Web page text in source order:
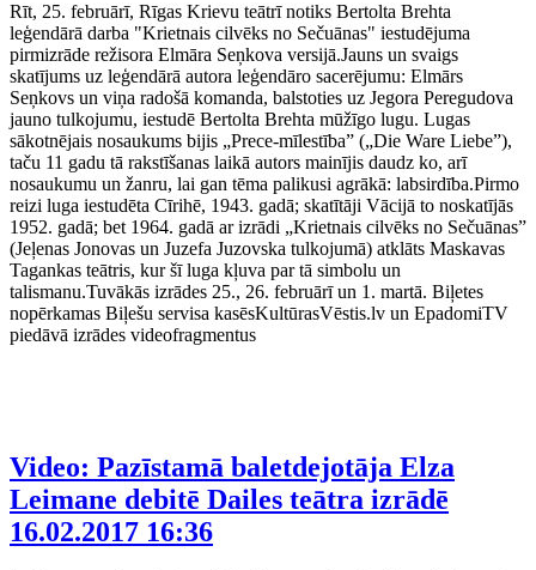
Rīt, 25. februārī, Rīgas Krievu teātrī notiks Bertolta Brehta
leģendārā darba "Krietnais cilvēks no Sečuānas" iestudējuma
pirmizrāde režisora Elmāra Seņkova versijā.Jauns un svaigs
skatījums uz leģendārā autora leģendāro sacerējumu: Elmārs
Seņkovs un viņa radošā komanda, balstoties uz Jegora Peregudova
jauno tulkojumu, iestudē Bertolta Brehta mūžīgo lugu. Lugas
sākotnējais nosaukums bijis „Prece-mīlestība” („Die Ware Liebe”),
taču 11 gadu tā rakstīšanas laikā autors mainījis daudz ko, arī
nosaukumu un žanru, lai gan tēma palikusi agrākā: labsirdība.Pirmo
reizi luga iestudēta Cīrihē, 1943. gadā; skatītāji Vācijā to noskatījās
1952. gadā; bet 1964. gadā ar izrādi „Krietnais cilvēks no Sečuānas”
(Jeļenas Jonovas un Juzefa Juzovska tulkojumā) atklāts Maskavas
Tagankas teātris, kur šī luga kļuva par tā simbolu un
talismanu.Tuvākās izrādes 25., 26. februārī un 1. martā. Biļetes
nopērkamas Biļešu servisa kasēsKultūrasVēstis.lv un EpadomiTV
piedāvā izrādes videofragmentus
Video: Pazīstamā baletdejotāja Elza
Leimane debitē Dailes teātra izrādē
16.02.2017 16:36